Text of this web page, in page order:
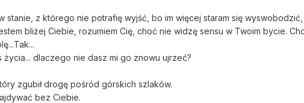
stanie, z którego nie potrafię wyjść, bo im więcej staram się
bliżej Ciebie, rozumiem Cię, choć nie widzę sensu w Twoim bycie.
życia... dlaczego nie dasz mi go znowu ujrzeć?
zgubił drogę pośród górskich szlaków.
bez Ciebie.